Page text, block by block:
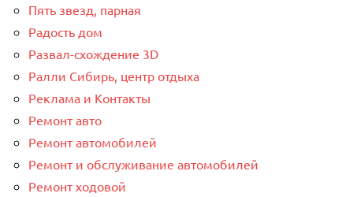
Пять звезд, парная
Радость дом
Развал-схождение 3D
Ралли Сибирь, центр отдыха
Реклама и Контакты
Ремонт авто
Ремонт автомобилей
Ремонт и обслуживание автомобилей
Ремонт ходовой